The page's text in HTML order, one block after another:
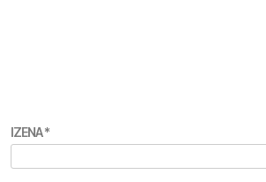
IZENA*